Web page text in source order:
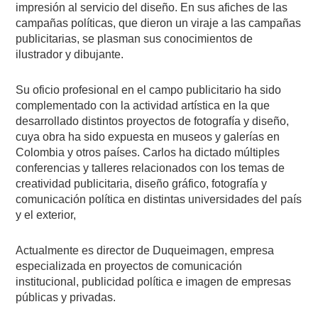
impresión al servicio del diseño. En sus afiches de las
campañas políticas, que dieron un viraje a las campañas
publicitarias, se plasman sus conocimientos de
ilustrador y dibujante.
Su oficio profesional en el campo publicitario ha sido
complementado con la actividad artística en la que
desarrollado distintos proyectos de fotografía y diseño,
cuya obra ha sido expuesta en museos y galerías en
Colombia y otros países. Carlos ha dictado múltiples
conferencias y talleres relacionados con los temas de
creatividad publicitaria, diseño gráfico, fotografía y
comunicación política en distintas universidades del país
y el exterior,
Actualmente es director de Duqueimagen, empresa
especializada en proyectos de comunicación
institucional, publicidad política e imagen de empresas
públicas y privadas.